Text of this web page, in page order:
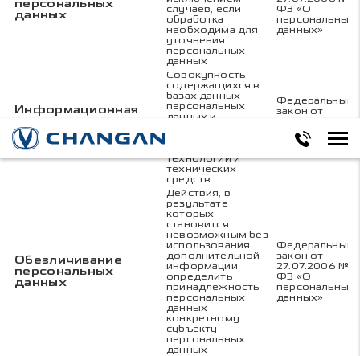
персональных
данных
случаев, если
обработка
необходима для
уточнения
персональных
данных
ФЗ «О
персональных
данных»
Информационная
персональных
данных
Совокупность
содержащихся в
базах данных
персональных
данных и
технологий и
технических
средств
Федеральный
закон от
27.07.2006 №
ФЗ «О
персональных
Обезличивание
персональных
данных
Действия, в
результате
которых
становится
невозможным без
использования
дополнительной
информации
определить
принадлежность
персональных
данных
конкретному
субъекту
персональных
данных
Федеральный
закон от
27.07.2006 №
ФЗ «О
персональных
данных»